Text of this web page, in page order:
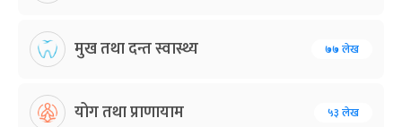
मुख तथा दन्त स्वास्थ्य ७७ लेख
योग तथा प्राणायाम ५३ लेख